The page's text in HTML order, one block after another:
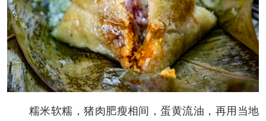
糯米软糯，猪肉肥瘦相间，蛋黄流油，再用当地